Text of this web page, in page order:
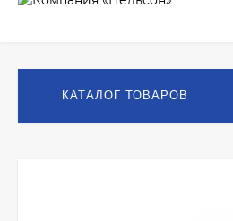
КАТАЛОГ ТОВАРОВ